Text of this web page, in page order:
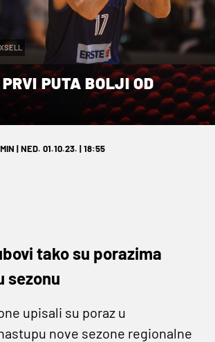
PUTA BOLJI OD
| NED. 01.10.23. | 18:55
tako su porazima
sezonu
upisali su poraz u
nove sezone regionalne